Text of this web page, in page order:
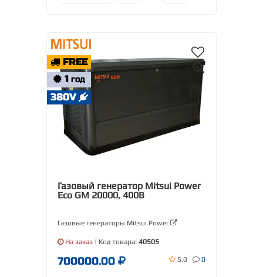
FREE
1 ГОД
380V
Газовый генератор Mitsui Power
Eco GM 20000, 400В
Газовые генераторы Mitsui Power
На заказ | Код товара: 40505
700000.00 5.0 0